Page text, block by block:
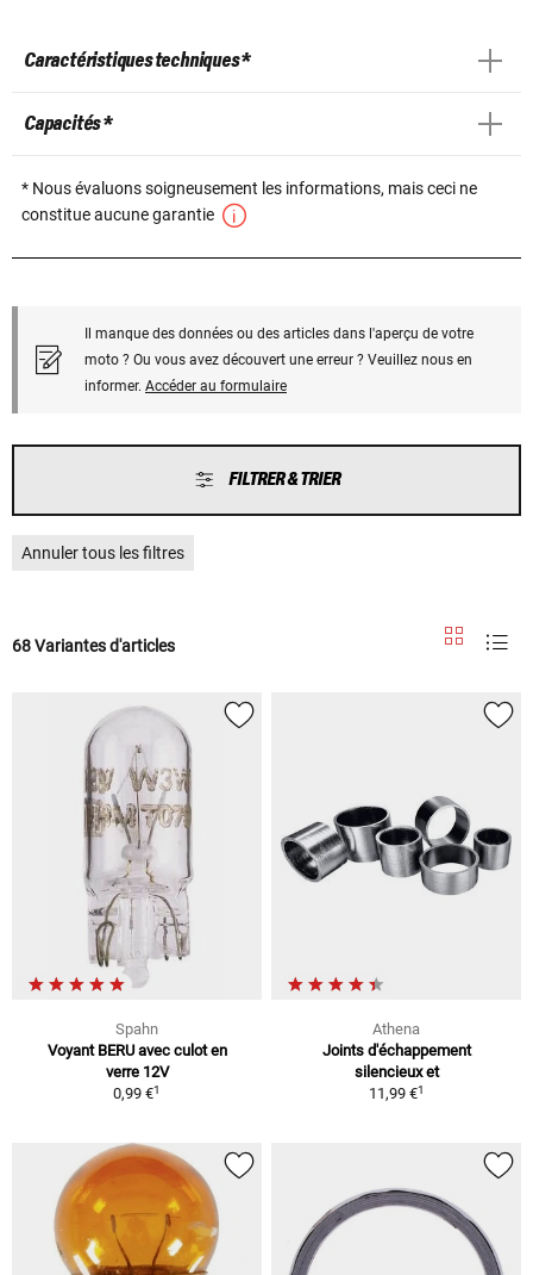
Caractéristiques techniques *
Capacités *
* Nous évaluons soigneusement les informations, mais ceci ne
constitue aucune garantie
Il manque des données ou des articles dans l'aperçu de votre
moto ? Ou vous avez découvert une erreur ? Veuillez nous en
informer. Accéder au formulaire
FILTRER & TRIER
Annuler tous les filtres
68 Variantes d'articles
Spahn
Voyant BERU avec culot en
verre 12V
0,99 €1
Athena
Joints d'échappement
silencieux et
11,99 €1